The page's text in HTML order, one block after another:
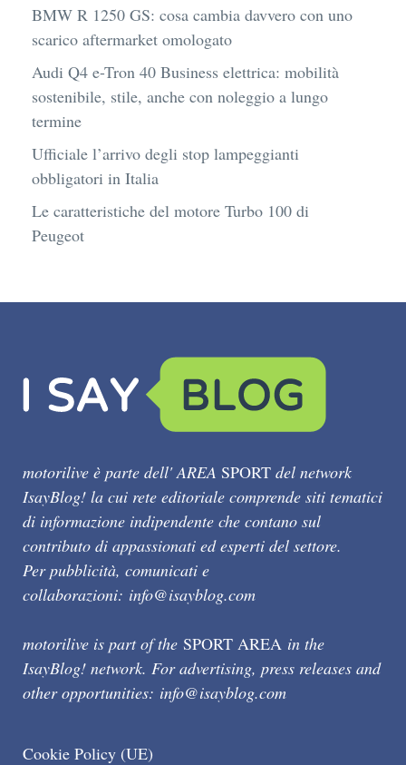
BMW R 1250 GS: cosa cambia davvero con uno
scarico aftermarket omologato
Audi Q4 e-Tron 40 Business elettrica: mobilità
sostenibile, stile, anche con noleggio a lungo
termine
Ufficiale l’arrivo degli stop lampeggianti
obbligatori in Italia
Le caratteristiche del motore Turbo 100 di
Peugeot
motorilive è parte dell' AREA SPORT del network
IsayBlog! la cui rete editoriale comprende siti tematici
di informazione indipendente che contano sul
contributo di appassionati ed esperti del settore.
Per pubblicità, comunicati e
collaborazioni: info@isayblog.com
motorilive is part of the SPORT AREA in the
IsayBlog! network. For advertising, press releases and
other opportunities: info@isayblog.com
Cookie Policy (UE)